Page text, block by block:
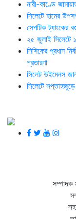
নারী-কাণ্ডে
সিলেটে হামের
সেপটিক ট্যাংকের
২৫ জুলাই সিলেটে
সিসিকের প্রধান
প্রতারণা
সিলেট উইমেনস
সিলেটে সপ্তাহজুড়ে
সম্পাদক